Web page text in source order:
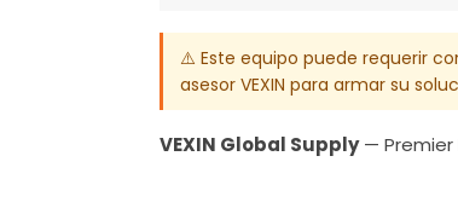
⚠️ Este equipo puede requerir
asesor VEXIN para armar su
VEXIN Global Supply— Premier